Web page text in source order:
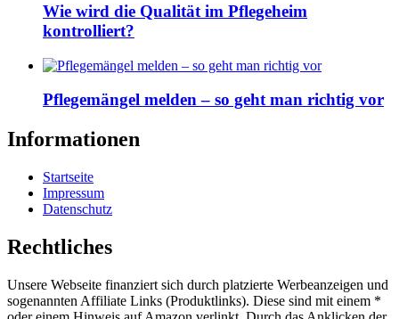
Wie wird die Qualität im Pflegeheim
kontrolliert?
Pflegemängel melden – so geht man richtig vor
Informationen
Startseite
Impressum
Datenschutz
Rechtliches
Unsere Webseite finanziert sich durch platzierte Werbeanzeigen und
sogenannten Affiliate Links (Produktlinks). Diese sind mit einem *